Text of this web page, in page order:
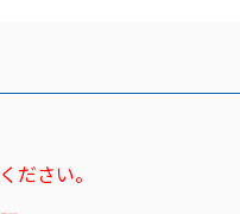
ださい。